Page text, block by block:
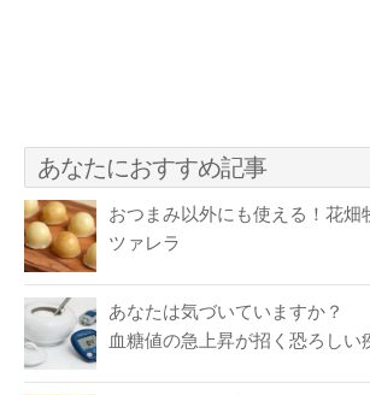
あなたにおすすめ記事
おつまみ以外にも使える！花畑
ツァレラ
あなたは気づいていますか？
血糖値の急上昇が招く恐ろしい